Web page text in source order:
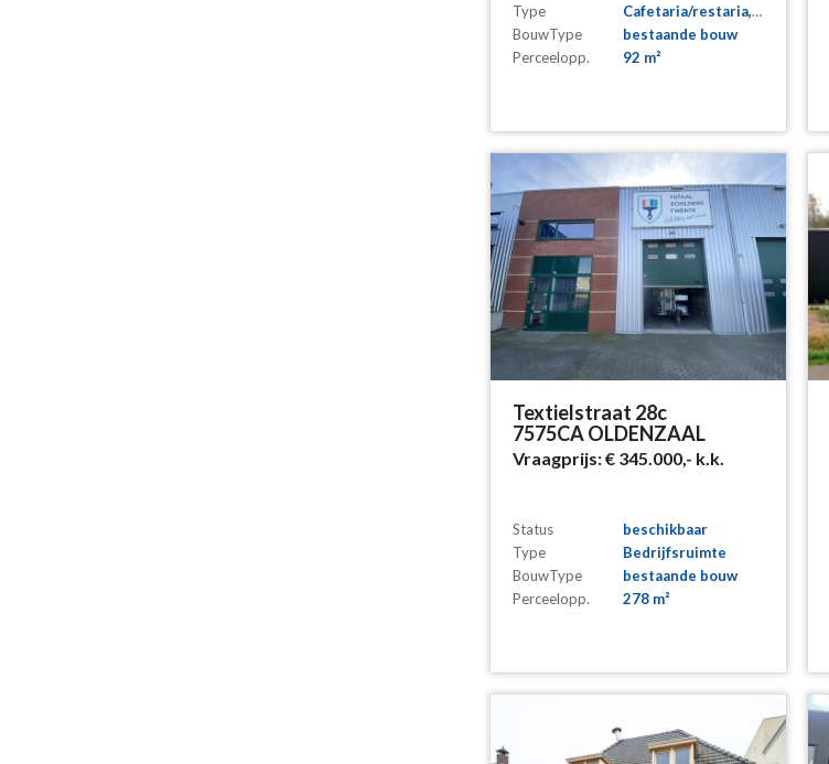
Type
Cafetaria/restaria, Snackbar
BouwType
bestaande bouw
Perceelopp.
92 m²
Textielstraat 28c
7575CA OLDENZAAL
Vraagprijs:€ 345.000,- k.k.
Status
beschikbaar
Type
Bedrijfsruimte
BouwType
bestaande bouw
Perceelopp.
278 m²